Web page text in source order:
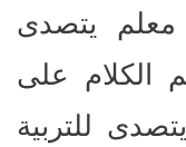
معلم يتصدى
الكلام على
للتربية